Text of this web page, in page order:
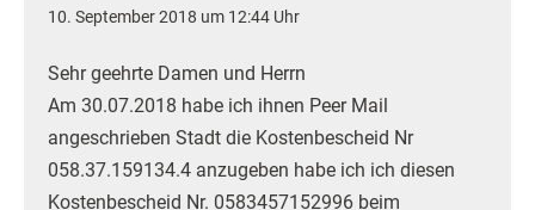
10. September 2018 um 12:44 Uhr
Sehr geehrte Damen und Herrn
Am 30.07.2018 habe ich ihnen Peer Mail
angeschrieben Stadt die Kostenbescheid Nr
058.37.159134.4 anzugeben habe ich ich diesen
Kostenbescheid Nr. 0583457152996 beim